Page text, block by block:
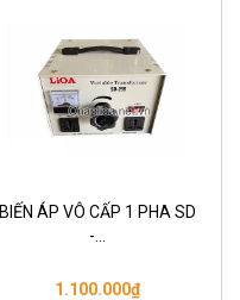
BIẾN ÁP VÔ CẤP 1 PHA SD
-...
1.100.000₫